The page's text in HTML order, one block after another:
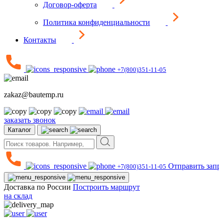
Договор-оферта
Политика конфиденциальности
Контакты
+7(800)351-11-05
zakaz@bautemp.ru
заказать звонок
Каталог
+7(800)351-11-05 Отправить
Доставка по России Построить маршрут
на склад